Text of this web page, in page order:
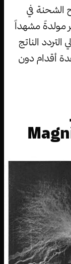
الشحنة في
مولدةً مشهداً
التردد الناتج
أقدام دون